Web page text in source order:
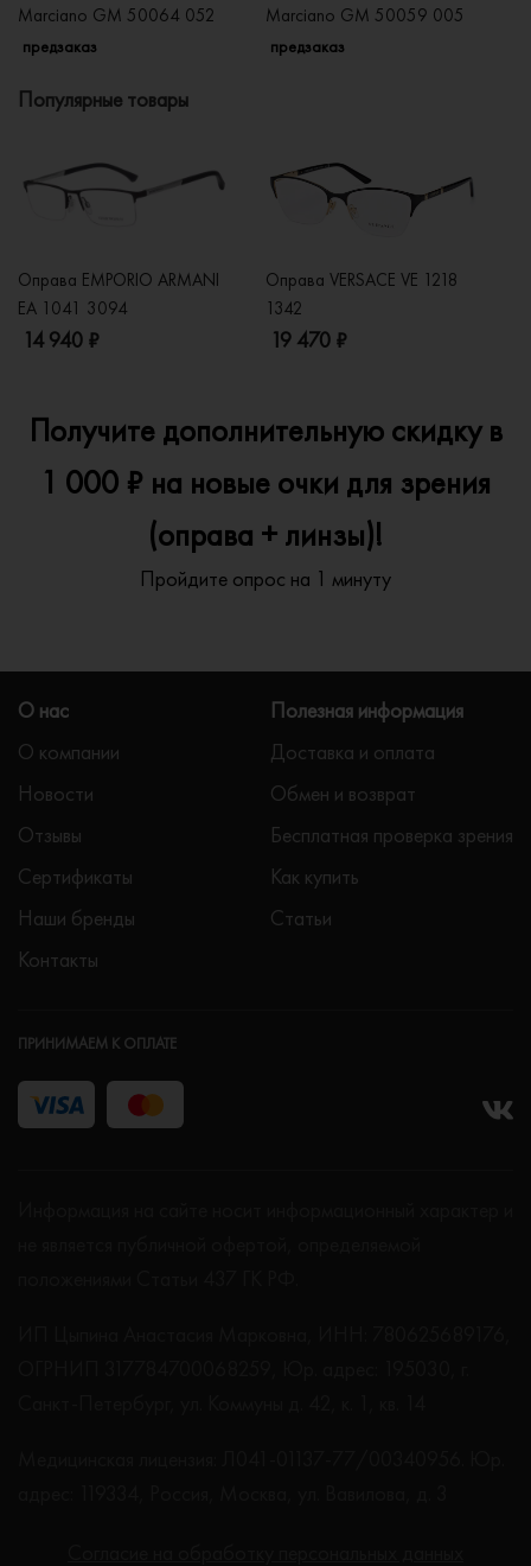
Marciano GM 50064 052
предзаказ
Marciano GM 50059 005
предзаказ
Популярные товары
Оправа EMPORIO ARMANI
EA 1041 3094
14 940 ₽
Оправа VERSACE VE 1218
1342
19 470 ₽
Получите дополнительную скидку в
1 000 ₽ на новые очки для зрения
(оправа + линзы)!
Пройдите опрос на 1 минуту
О нас
О компании
Новости
Отзывы
Сертификаты
Наши бренды
Контакты
Полезная информация
Доставка и оплата
Обмен и возврат
Бесплатная проверка зрения
Как купить
Статьи
ПРИНИМАЕМ К ОПЛАТЕ